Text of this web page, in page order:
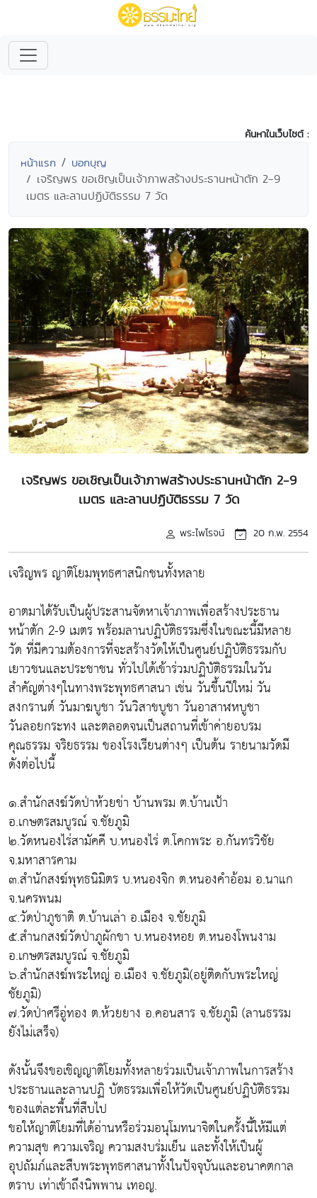
ค้นหาในเว็บไซต์ :
หน้าแรก บอกบุญ
เจริญพร ขอเชิญเป็นเจ้าภาพสร้างประธานหน้าตัก 2-9
เมตร และลานปฏิบัติธรรม 7 วัด
เจริญพร ขอเชิญเป็นเจ้าภาพสร้างประธานหน้าตัก 2-9
เมตร และลานปฏิบัติธรรม 7 วัด
พระไพโรจน์ 20 ก.พ. 2554
เจริญพร ญาติโยมพุทธศาสนิกชนทั้งหลาย
อาตมาได้รับเป็นผู้ประสานจัดหาเจ้าภาพเพื่อสร้างประธาน
หน้าตัก 2-9 เมตร พร้อมลานปฏิบัติธรรมซึ่งในขณะนี้มีหลาย
วัด ที่มีความต้องการที่จะสร้างวัดให้เป็นศูนย์ปฏิบัติธรรมกับ
เยาวชนและประชาชน ทั่วไปได้เข้าร่วมปฏิบัติธรรมในวัน
สำคัญต่างๆในทางพระพุทธศาสนา เช่น วันขึ้นปีใหม่ วัน
สงกรานต์ วันมาฆบูชา วันวิสาขบูชา วันอาสาฬหบูชา
วันลอยกระทง และตลอดจนเป็นสถานที่เข้าค่ายอบรม
คุณธรรม จริยธรรม ของโรงเรียนต่างๆ เป็นต้น รายนามวัดมี
ดังต่อไปนี้
๑.สำนักสงฆ์วัดป่าห้วยข่า บ้านพรม ต.บ้านเป้า
อ.เกษตรสมบูรณ์ จ.ชัยภูมิ
๒.วัดหนองไร่สามัคคี บ.หนองไร่ ต.โคกพระ อ.กันทรวิชัย
จ.มหาสารคาม
๓.สำนักสงฆ์พุทธนิมิตร บ.หนองจิก ต.หนองคำอ้อม อ.นาแก
จ.นครพนม
๔.วัดป่าภูชาติ ต.บ้านเล่า อ.เมือง จ.ชัยภูมิ
๕.สำนกสงฆ์วัดป่าภูผักขา บ.หนองหอย ต.หนองโพนงาม
อ.เกษตรสมบูรณ์ จ.ชัยภูมิ
๖.สำนักสงฆ์พระใหญ่ อ.เมือง จ.ชัยภูมิ(อยู่ติดกับพระใหญ่
ชัยภูมิ)
๗.วัดป่าศรีอู่ทอง ต.ห้วยยาง อ.คอนสาร จ.ชัยภูมิ (ลานธรรม
ยังไม่เสร็จ)
ดังนั้นจึงขอเชิญญาติโยมทั้งหลายร่วมเป็นเจ้าภาพในการสร้าง
ประธานและลานปฏิ บัตธรรมเพื่อให้วัดเป็นศูนย์ปฏิบัติธรรม
ของแต่ละพื้นที่สืบไป
ขอให้ญาติโยมที่ได้อ่านหรือร่วมอนุโมทนาจิตในครั้งนี้ให้มีแต่
ความสุข ความเจริญ ความสงบร่มเย็น และทั้งให้เป็นผู้
อุปถัมภ์และสืบพระพุทธศาสนาทั้งในปัจจุบันและอนาคตกาล
ตราบ เท่าเข้าถึงนิพพาน เทอญ.